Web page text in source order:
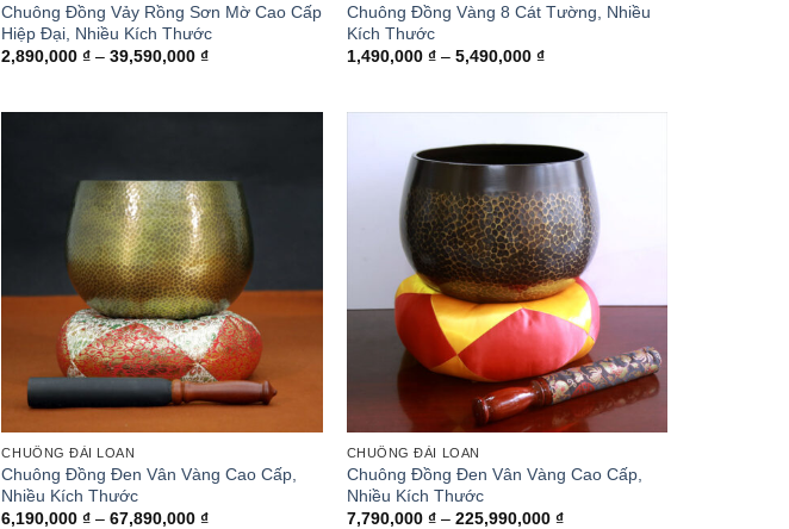
Chuông Đồng Vảy Rồng Sơn Mờ Cao Cấp
Hiệp Đại, Nhiều Kích Thước
2,890,000₫ – 39,590,000₫Khoảng
Chuông Đồng Vàng 8 Cát Tường, Nhiều
Kích Thước
1,490,000 ₫ – 5,490,000 ₫Khoảng
CHUÔNG ĐÀI LOAN
Chuông Đồng Đen Vân Vàng Cao Cấp,
Nhiều Kích Thước
6,190,000₫ – 67,890,000₫Khoảng
CHUÔNG ĐÀI LOAN
Chuông Đồng Đen Vân Vàng Cao Cấp,
Nhiều Kích Thước
7,790,000 ₫ – 225,990,000 ₫Khoảng